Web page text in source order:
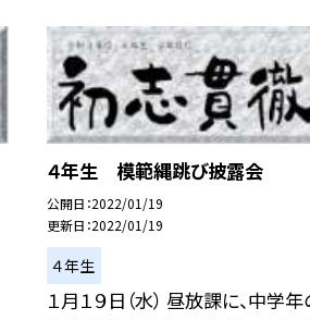
４年生 模範縄跳び披露会
公開日 2022/01/19
更新日 2022/01/19
４年生
１月１９日（水） 昼放課に、中学年